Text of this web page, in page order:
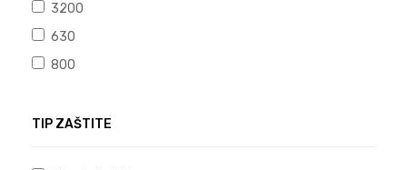
3200
630
800
TIP ZAŠTITE